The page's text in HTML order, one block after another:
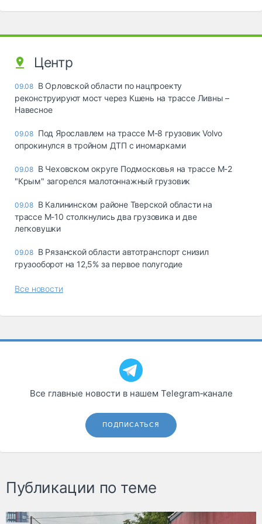
Центр
09.08 В Орловской области по нацпроекту
реконструируют мост через Кшень на трассе Ливны –
Навесное
09.08 Под Ярославлем на трассе М-8 грузовик Volvo
опрокинулся в тройном ДТП с иномарками
09.08 В Чеховском округе Подмосковья на трассе М-2
"Крым" загорелся малотоннажный грузовик
09.08 В Калининском районе Тверской области на
трассе М-10 столкнулись два грузовика и две
легковушки
09.08 В Рязанской области автотранспорт снизил
грузооборот на 12,5% за первое полугодие
Все новости
Все главные новости в нашем Telegram‑канале
ПОДПИСАТЬСЯ
Публикации по теме